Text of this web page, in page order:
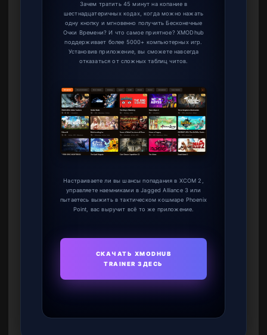
Зачем тратить 45 минут на копание в
шестнадцатеричных кодах, когда можно нажать
одну кнопку и мгновенно получить Бесконечные
Очки Времени? И что самое приятное? XMODhub
поддерживает более 5000+ компьютерных игр.
Установив приложение, вы сможете навсегда
отказаться от сложных таблиц читов.
Настраиваете ли вы шансы попадания в XCOM 2,
управляете наемниками в Jagged Alliance 3 или
пытаетесь выжить в тактическом кошмаре Phoenix
Point, вас выручит всё то же приложение.
СКАЧАТЬ XMODHUB
TRAINER ЗДЕСЬ